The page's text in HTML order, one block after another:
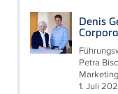
Denis
Petra
1. Juli